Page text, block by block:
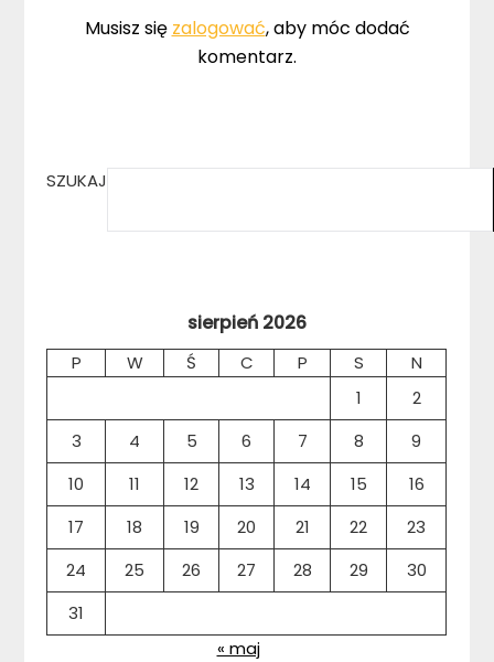
Musisz się zalogować, aby móc dodać
komentarz.
SZUKAJ
sierpień 2026
P W Ś C P S
N
1
2
3
4 5 6 7 8
9
10
11 12 13 14 15
16
17
18 19 20 21 22
23
24
25 26 27 28 29
30
31
« maj